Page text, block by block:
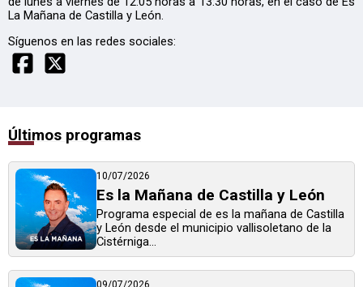
La Mañana de Castilla y León.
Síguenos en las redes sociales:
Últimos programas
10/07/2026
Es la Mañana de Castilla y León
Programa especial de es la mañana de Castilla
y León desde el municipio vallisoletano de la
Cistérniga...
09/07/2026